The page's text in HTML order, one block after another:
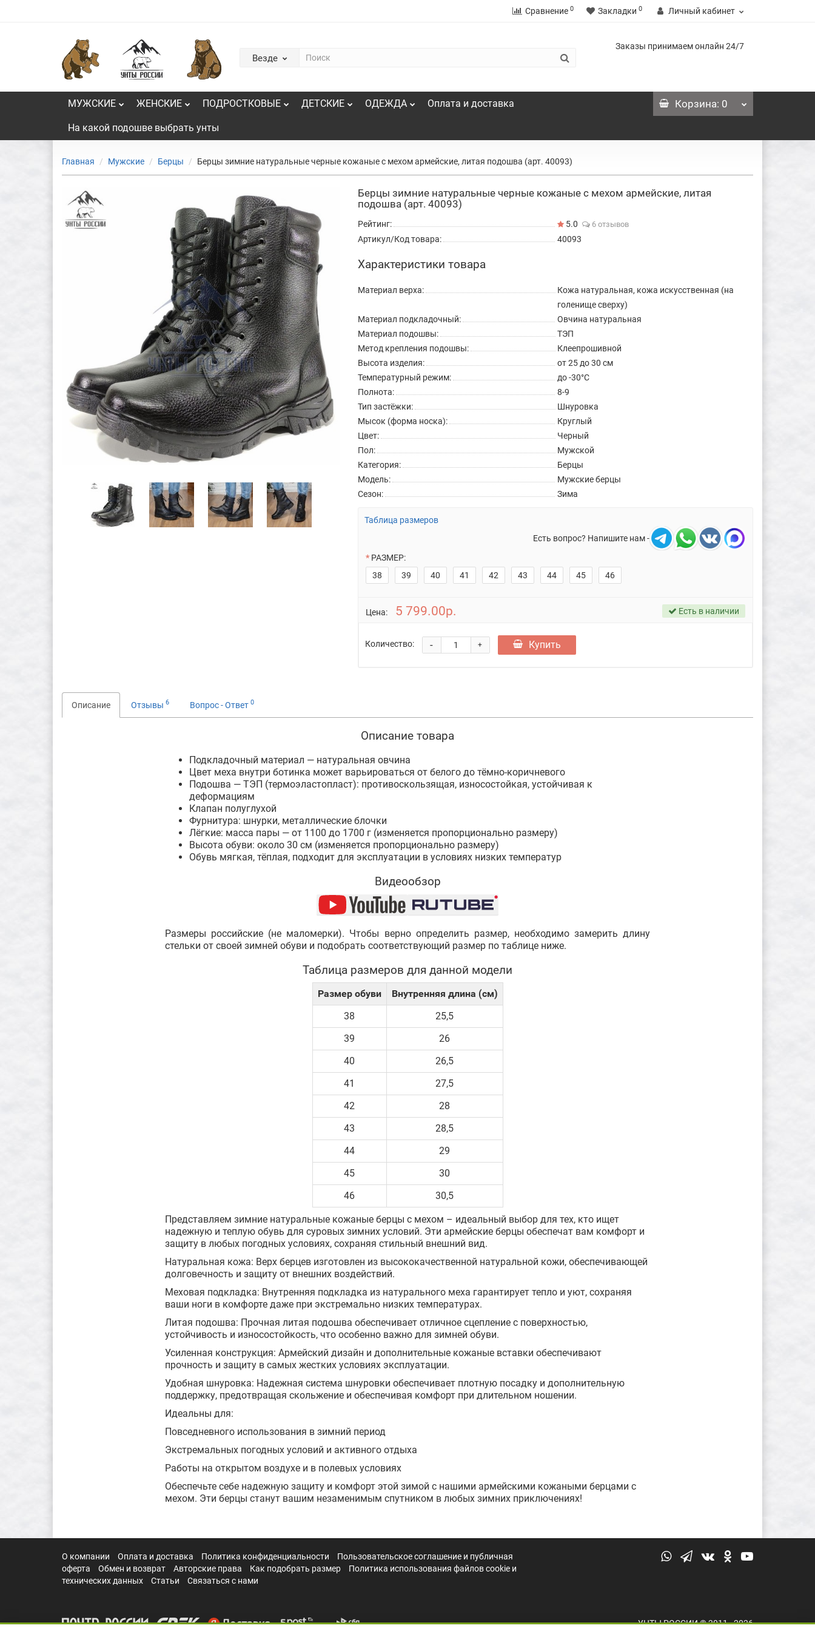
Сравнение 0 Закладки 0 Личный кабинет
Везде
Заказы принимаем онлайн 24/7
МУЖСКИЕ ЖЕНСКИЕ ПОДРОСТКОВЫЕ ДЕТСКИЕ ОДЕЖДА Оплата и доставка
На какой подошве выбрать унты
Корзина: 0
Главная Мужские Берцы Берцы зимние натуральные черные кожаные с мехом армейские, литая подошва (арт. 40093)
Берцы зимние натуральные черные кожаные с мехом армейские, литая
подошва (арт. 40093)
Рейтинг: 5.0 6 отзывов
Артикул/Код товара: 40093
Характеристики товара
Материал верха:
Кожа натуральная, кожа искусственная (на
голенище сверху)
Материал подкладочный:
Овчина натуральная
Материал подошвы:
ТЭП
Метод крепления подошвы:
Клеепрошивной
Высота изделия:
от 25 до 30 см
Температурный режим:
до -30°C
Полнота:
8-9
Тип застёжки:
Шнуровка
Мысок (форма носка):
Круглый
Цвет:
Черный
Пол:
Мужской
Категория:
Берцы
Модель:
Мужские берцы
Сезон:
Зима
Таблица размеров
Есть вопрос? Напишите нам -
РАЗМЕР:
38
39 40 41 42 43 44 45 46
Цена: 5 799.00р. Есть в наличии
Количество: +
- Купить
Описание Отзывы 6 Вопрос - Ответ 0
Описание товара
Подкладочный материал — натуральная овчина
Цвет меха внутри ботинка может варьироваться от белого до тёмно-коричневого
Подошва — ТЭП (термоэластопласт): противоскользящая, износостойкая, устойчивая к
деформациям
Клапан полуглухой
Фурнитура: шнурки, металлические блочки
Лёгкие: масса пары — от 1100 до 1700 г (изменяется пропорционально размеру)
Высота обуви: около 30 см (изменяется пропорционально размеру)
Обувь мягкая, тёплая, подходит для эксплуатации в условиях низких температур
Видеообзор
Размеры российские (не маломерки). Чтобы верно определить размер, необходимо замерить длину
стельки от своей зимней обуви и подобрать соответствующий размер по таблице ниже.
Таблица размеров для данной модели
Размер обуви
Внутренняя длина (см)
38
25,5
39
26
40
26,5
41
27,5
42
28
43
28,5
44
29
45
30
46
30,5
Представляем зимние натуральные кожаные берцы с мехом – идеальный выбор для тех, кто ищет
надежную и теплую обувь для суровых зимних условий. Эти армейские берцы обеспечат вам комфорт и
защиту в любых погодных условиях, сохраняя стильный внешний вид.
Натуральная кожа: Верх берцев изготовлен из высококачественной натуральной кожи, обеспечивающей
долговечность и защиту от внешних воздействий.
Меховая подкладка: Внутренняя подкладка из натурального меха гарантирует тепло и уют, сохраняя
ваши ноги в комфорте даже при экстремально низких температурах.
Литая подошва: Прочная литая подошва обеспечивает отличное сцепление с поверхностью,
устойчивость и износостойкость, что особенно важно для зимней обуви.
Усиленная конструкция: Армейский дизайн и дополнительные кожаные вставки обеспечивают
прочность и защиту в самых жестких условиях эксплуатации.
Удобная шнуровка: Надежная система шнуровки обеспечивает плотную посадку и дополнительную
поддержку, предотвращая скольжение и обеспечивая комфорт при длительном ношении.
Идеальны для:
Повседневного использования в зимний период
Экстремальных погодных условий и активного отдыха
Работы на открытом воздухе и в полевых условиях
Обеспечьте себе надежную защиту и комфорт этой зимой с нашими армейскими кожаными берцами с
мехом. Эти берцы станут вашим незаменимым спутником в любых зимних приключениях!
О компании Оплата и доставка Политика конфиденциальности
Пользовательское соглашение и публичная
оферта
Обмен и возврат Авторские права Как подобрать размер
Политика использования файлов cookie и
технических данных
Статьи Связаться с нами
УНТЫ РОССИИ © 2011 - 2026